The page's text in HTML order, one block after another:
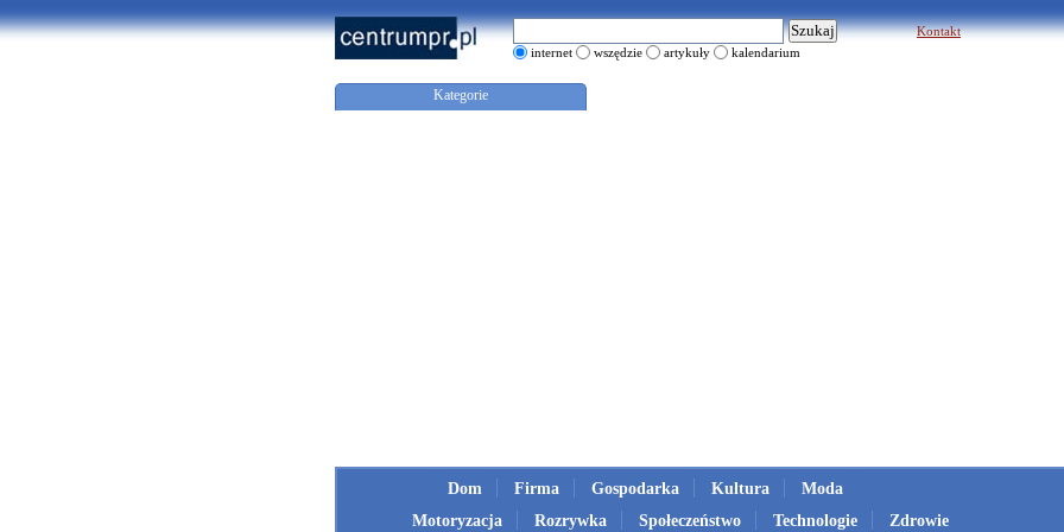
internet wszędzie artykuły kalendarium
Kontakt
Kategorie
Dom Firma Gospodarka Kultura
Moda
Motoryzacja
Rozrywka Społeczeństwo Technologie Zdrowie